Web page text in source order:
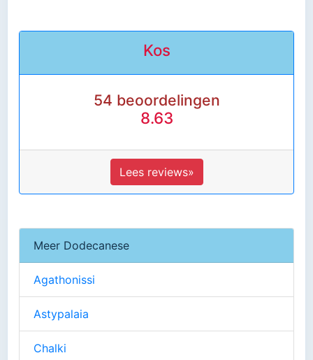
Kos
54 beoordelingen
8.63
Lees reviews»
Meer Dodecanese
Agathonissi
Astypalaia
Chalki